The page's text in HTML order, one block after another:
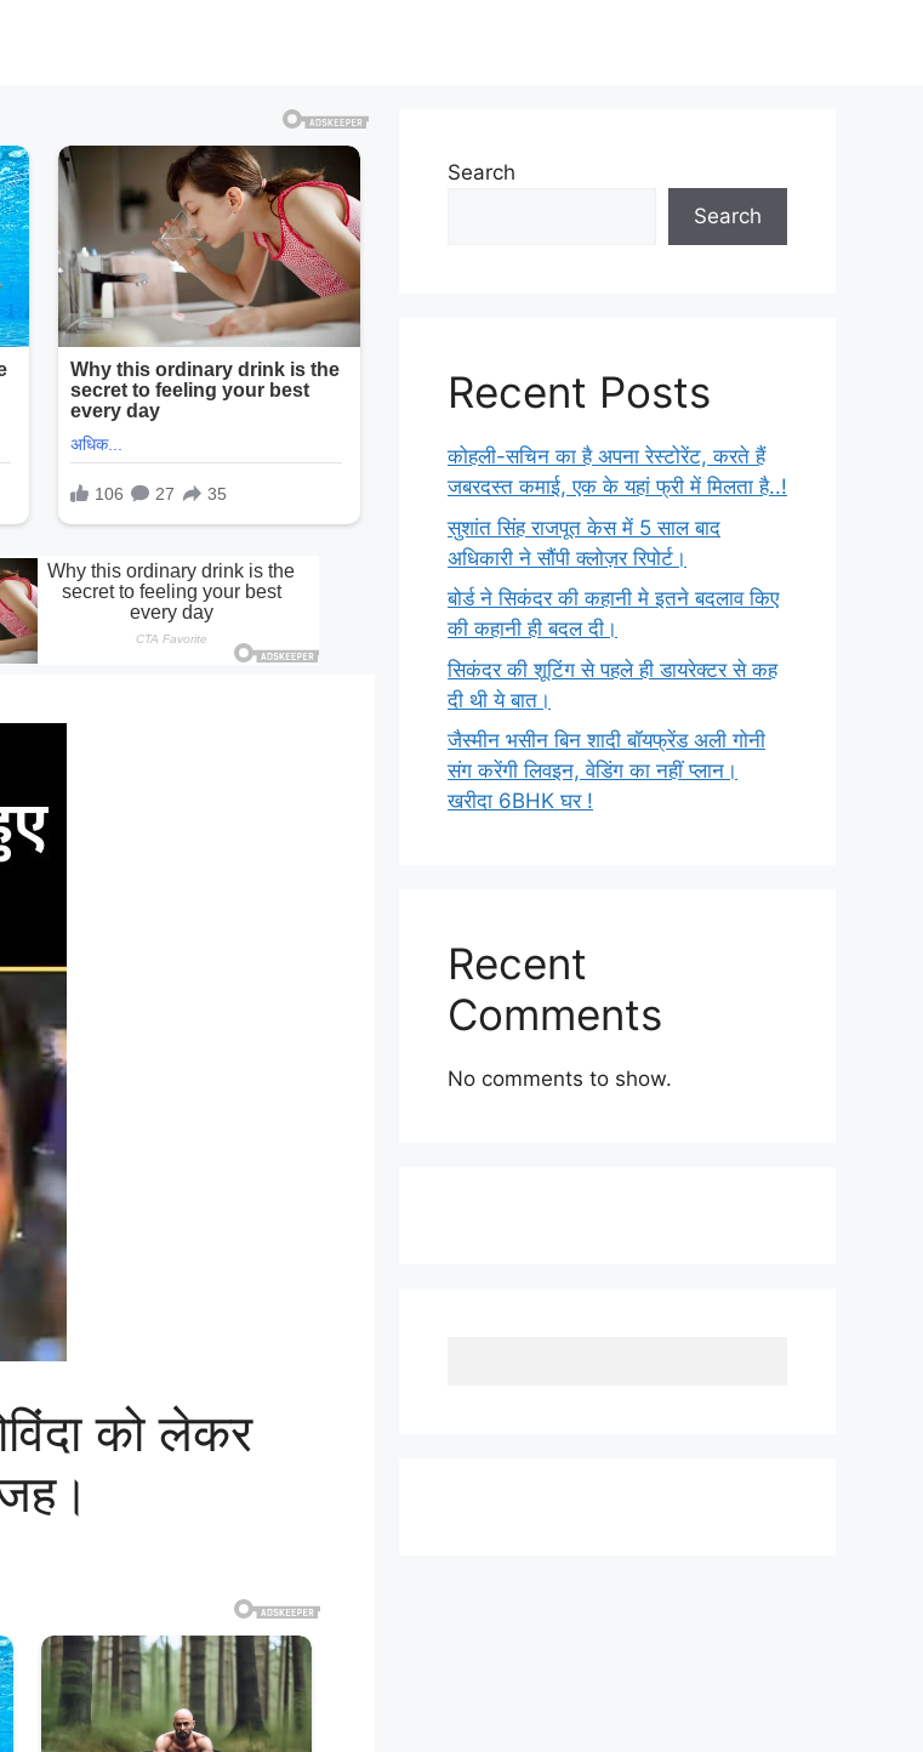
को लेकर
Search
Search
Recent Posts
कोहली-सचिन का है अपना रेस्टोरेंट, करते हैं
जबरदस्त कमाई, एक के यहां फ्री में मिलता है..!
सुशांत सिंह राजपूत केस में 5 साल बाद
अधिकारी ने सौंपी क्लोज़र रिपोर्ट।
बोर्ड ने सिकंदर की कहानी मे इतने बदलाव किए
की कहानी ही बदल दी।
सिकंदर की शूटिंग से पहले ही डायरेक्टर से कह
दी थी ये बात।
जैस्मीन भसीन बिन शादी बॉयफ्रेंड अली गोनी
संग करेंगी लिवइन, वेडिंग का नहीं प्लान।
खरीदा 6BHK घर !
Recent
Comments
No comments to show.